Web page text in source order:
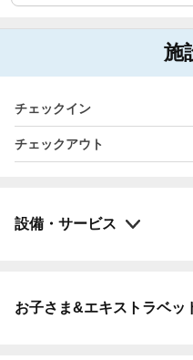
施
チェックイン
チェックアウト
設備・サービス
お子さま&エキストラベッ